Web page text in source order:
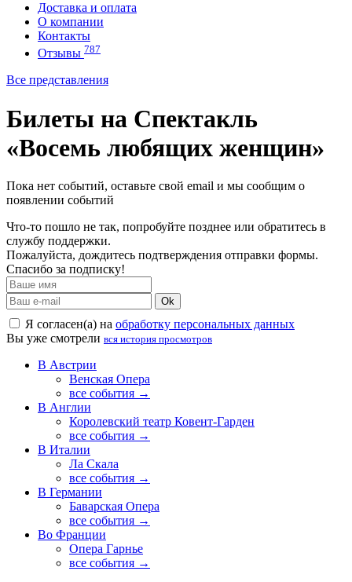
Доставка и оплата
О компании
Контакты
Отзывы 787
Все представления
Билеты на Спектакль
«Восемь любящих женщин»
Пока нет событий, оставьте свой email и мы сообщим о
появлении событий
Что-то пошло не так, попробуйте позднее или обратитесь в
службу поддержки.
Пожалуйста, дождитесь подтверждения отправки формы.
Спасибо за подписку!
Ok
Я согласен(а) на обработку персональных данных
Вы уже смотрели вся история просмотров
В Австрии
Венская Опера
все события →
В Англии
Королевский театр Ковент-Гарден
все события →
В Италии
Ла Скала
все события →
В Германии
Баварская Опера
все события →
Во Франции
Опера Гарнье
все события →